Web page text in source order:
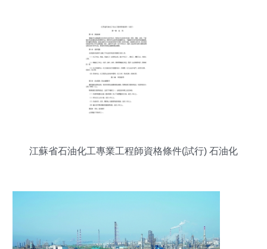
江蘇省石油化工專業工程師資格條件(試行) 石油化